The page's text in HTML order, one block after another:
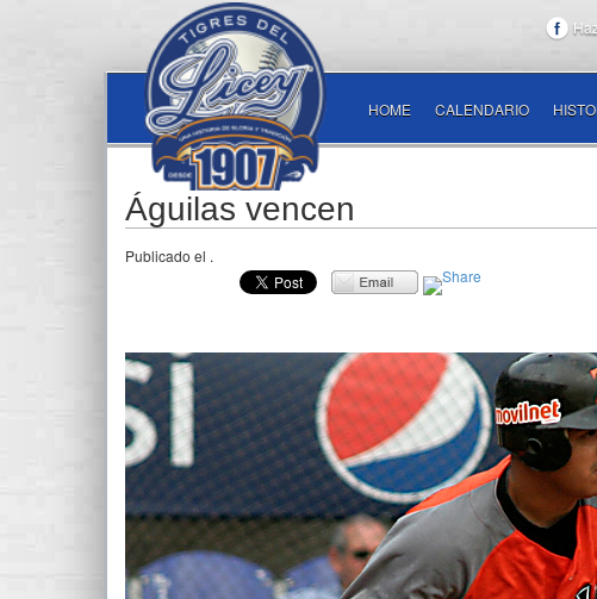
HOME CALENDARIO
Águilas vencen
Publicado el .